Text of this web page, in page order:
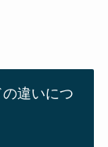
違いにつ